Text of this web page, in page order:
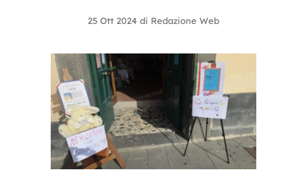
25 Ott 2024 di Redazione Web